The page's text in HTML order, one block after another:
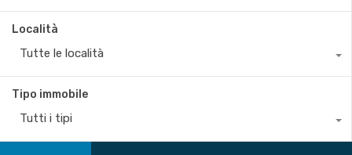
Località
Tutte le località
Tipo immobile
Tutti i tipi